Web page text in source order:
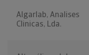
Algarlab, Analises
Clinicas, Lda.